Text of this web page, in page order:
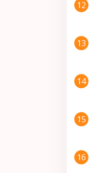
12
13
14
15
16